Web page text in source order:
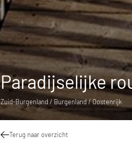
Paradijselijke
Zuid-Burgenland / Burgenland / Oostenrijk
Terug naar overzicht